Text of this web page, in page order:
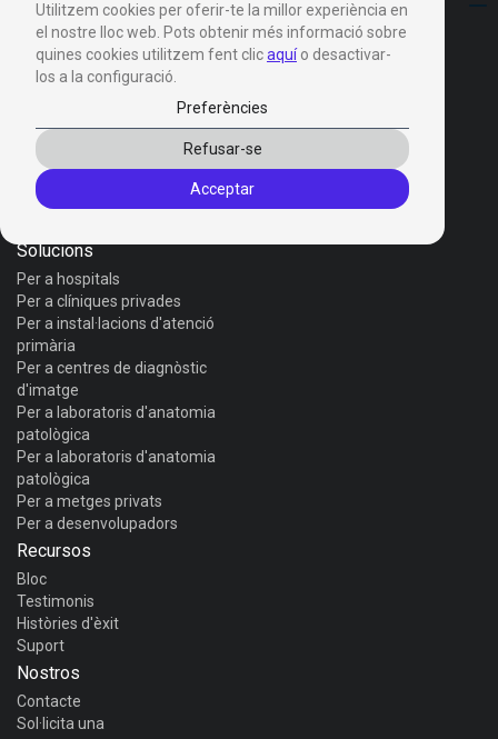
Utilitzem cookies per oferir-te la millor experiència en
el nostre lloc web. Pots obtenir més informació sobre
quines cookies utilitzem fent clicaquío desactivar-
los a la configuració.
Preferències
Refusar-se
Acceptar
Invox Dictation
Invox Genesis
Solucions
Per a hospitals
Per a clíniques privades
Per a instal·lacions d'atenció
primària
Per a centres de diagnòstic
d'imatge
Per a laboratoris d'anatomia
patològica
Per a laboratoris d'anatomia
patològica
Per a metges privats
Per a desenvolupadors
Recursos
Bloc
Testimonis
Històries d'èxit
Suport
Nostros
Contacte
Sol·licita una